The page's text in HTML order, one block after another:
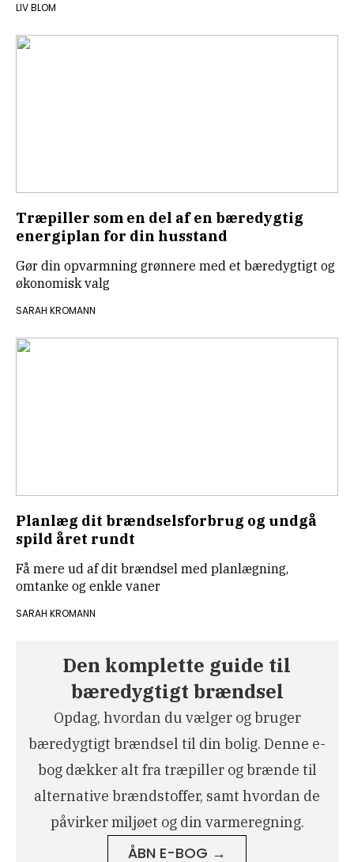
LIV BLOM
Træpiller som en del af en bæredygtig
energiplan for din husstand
Gør din opvarmning grønnere med et bæredygtigt og
økonomisk valg
SARAH KROMANN
Planlæg dit brændselsforbrug og undgå
spild året rundt
Få mere ud af dit brændsel med planlægning,
omtanke og enkle vaner
SARAH KROMANN
Den komplette guide til
bæredygtigt brændsel
Opdag, hvordan du vælger og bruger
bæredygtigt brændsel til din bolig. Denne e-
bog dækker alt fra træpiller og brænde til
alternative brændstoffer, samt hvordan de
påvirker miljøet og din varmeregning.
ÅBN E-BOG